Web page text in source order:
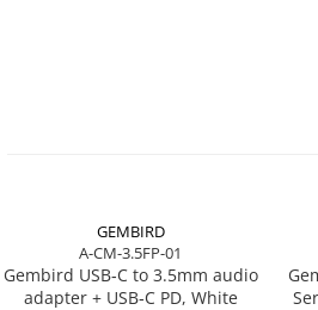
GEMBIRD
A-CM-3.5FP-01
Gembird USB‑C to 3.5mm audio
adapter + USB‑C PD, White